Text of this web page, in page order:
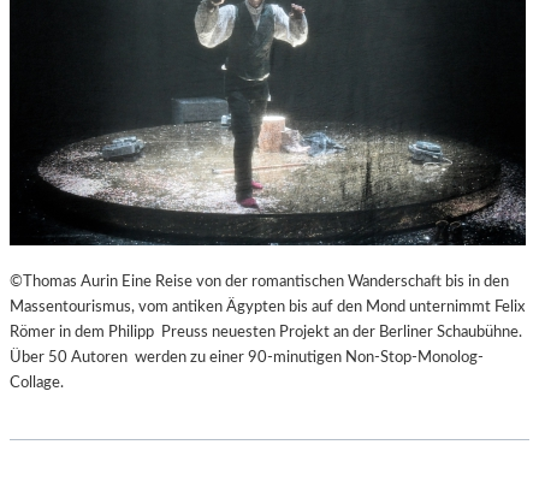
©Thomas Aurin Eine Reise von der romantischen Wanderschaft bis in den
Massentourismus, vom antiken Ägypten bis auf den Mond unternimmt Felix
Römer in dem Philipp Preuss neuesten Projekt an der Berliner Schaubühne.
Über 50 Autoren werden zu einer 90-minutigen Non-Stop-Monolog-
Collage.